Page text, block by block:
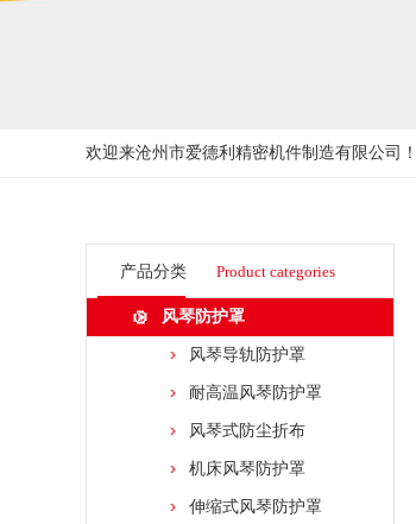
欢迎来沧州市爱德利精密机件制造有限公司！
产品分类 Product categories
风琴防护罩
风琴导轨防护罩
耐高温风琴防护罩
风琴式防尘折布
机床风琴防护罩
伸缩式风琴防护罩